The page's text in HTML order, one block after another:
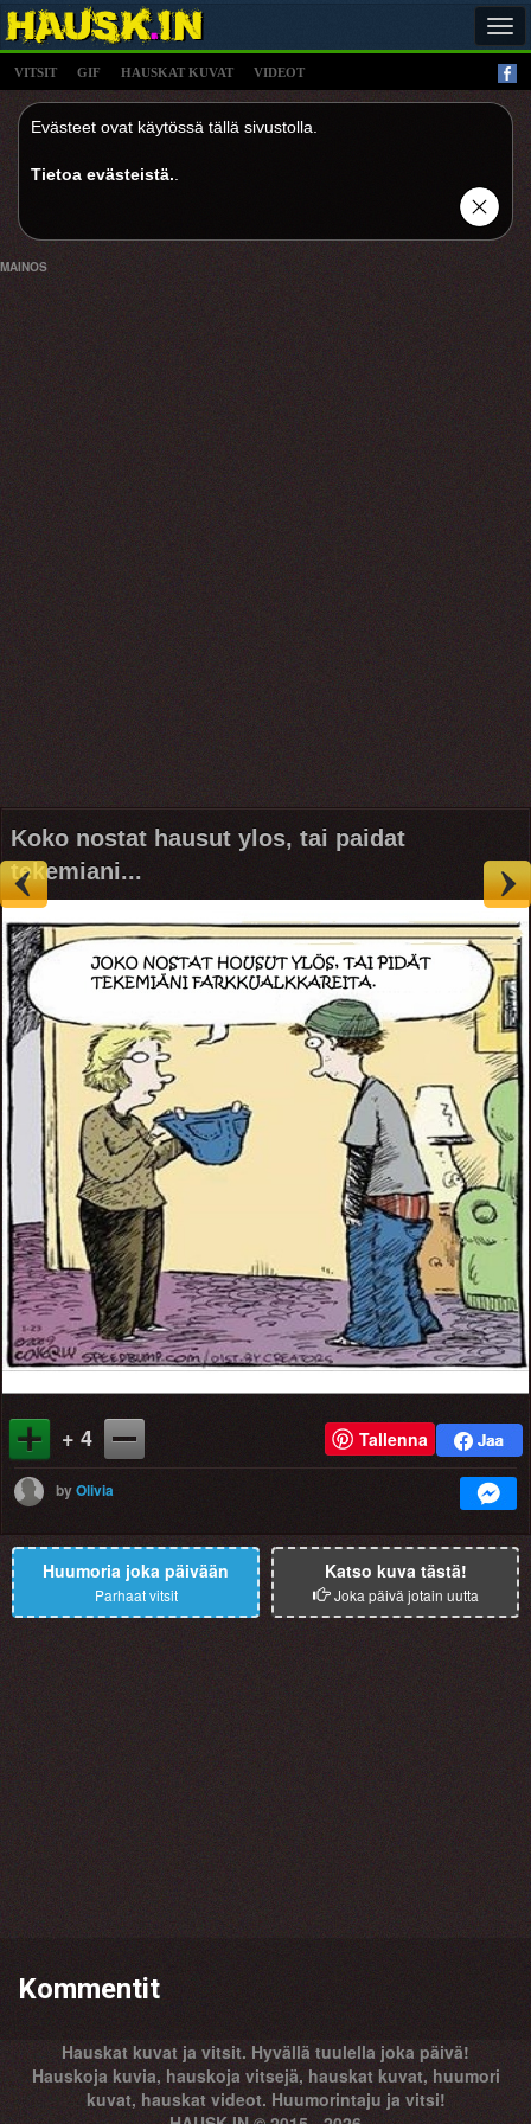
VITSIT GIF HAUSKAT KUVAT VIDEOT
Evästeet ovat käytössä tällä sivustolla.
Tietoa evästeistä.
MAINOS
Koko nostat hausut ylos, tai paidat
tekemiani...
+ 4 Tallenna
byOlivia
Huumoria joka päivään
Parhaat vitsit
Katso kuva tästä!
Joka päivä jotain uutta
Kommentit
Hauskat kuvat ja vitsit. Hyvällä tuulella joka päivä!
Hauskoja kuvia, hauskoja vitsejä, hauskat kuvat, huumori
kuvat, hauskat videot. Huumorintaju ja vitsi!